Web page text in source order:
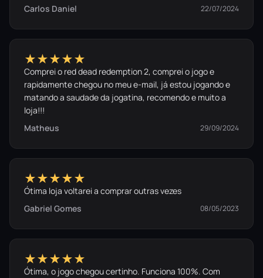
recuperar os poderes perdidos de seus ancestrais.
Enfrente a poderosa natureza
Proteja sua tribo contra os ataques mais devastadores da
Natureza. Enfrente tsunamis, incêndios, terremotos,
vulcões, chuvas torrenciais…
Carlos Daniel
22/07/2024
★★★★★
Comprei o red dead redemption 2, comprei o jogo e
rapidamente chegou no meu e-mail, já estou jogando e
matando a saudade da jogatina, recomendo e muito a
loja!!!
Matheus
29/09/2024
★★★★★
Ótima loja voltarei a comprar outras vezes
Gabriel Gomes
08/05/2023
★★★★★
Ótima, o jogo chegou certinho. Funciona 100%. Com